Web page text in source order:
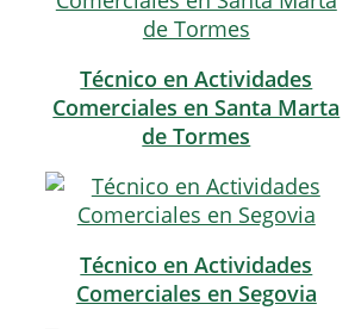
Técnico en Actividades
Comerciales en Santa Marta
de Tormes
Técnico en Actividades
Comerciales en Segovia